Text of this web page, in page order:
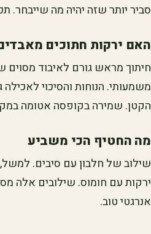
סביר יותר שזה יהיה מה שייבחר.
האם ירקות חתוכים
חיתוך מראש גורם לאיבוד מסוים
משמעותי. הנוחות והסיכוי
הקטן. שמירה בקופסה אטומה
מה החטיף הכי משביע
שילוב של חלבון עם סיבים.
ירקות עם חומוס. שילובים אלה
אנרגטי טוב.